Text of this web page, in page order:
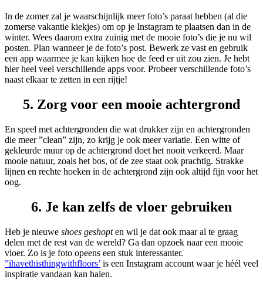
In de zomer zal je waarschijnlijk meer foto’s paraat hebben (al die
zomerse vakantie kiekjes) om op je Instagram te plaatsen dan in de
winter. Wees daarom extra zuinig met de mooie foto’s die je nu wil
posten. Plan wanneer je de foto’s post. Bewerk ze vast en gebruik
een app waarmee je kan kijken hoe de feed er uit zou zien. Je hebt
hier heel veel verschillende apps voor. Probeer verschillende foto’s
naast elkaar te zetten in een rijtje!
5. Zorg voor een mooie achtergrond
En speel met achtergronden die wat drukker zijn en achtergronden
die meer ”clean” zijn, zo krijg je ook meer variatie. Een witte of
gekleurde muur op de achtergrond doet het nooit verkeerd. Maar
mooie natuur, zoals het bos, of de zee staat ook prachtig. Strakke
lijnen en rechte hoeken in de achtergrond zijn ook altijd fijn voor het
oog.
6. Je kan zelfs de vloer gebruiken
Heb je nieuwe shoes geshopten wil je dat ook maar al te graag
delen met de rest van de wereld? Ga dan opzoek naar een mooie
vloer. Zo is je foto opeens een stuk interessanter.
”ihavethisthingwithfloors’ is een Instagram account waar je héél veel
inspiratie vandaan kan halen.